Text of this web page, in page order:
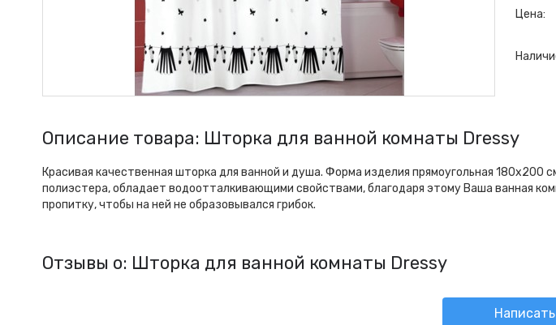
Цена:
Описание товара: Шторка для ванной комнаты Dressy
Красивая качественная шторка для ванной и душа. Форма изделия прямоугольная
полиэстера, обладает водоотталкивающими свойствами, благодаря этому Ваша ванная
пропитку, чтобы на ней не образовывался грибок.
Отзывы о: Шторка для ванной комнаты Dressy